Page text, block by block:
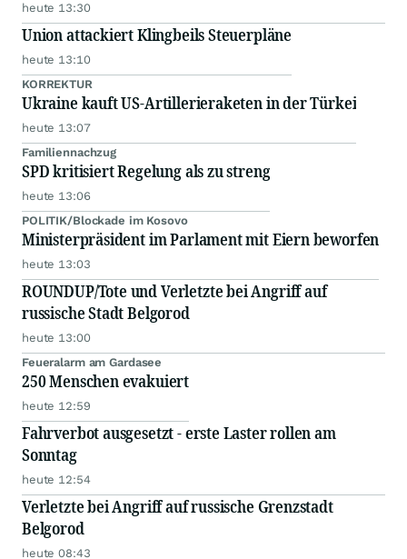
heute 13:30
Union attackiert Klingbeils Steuerpläne
heute 13:10
KORREKTUR
Ukraine kauft US-Artillerieraketen in der Türkei
heute 13:07
Familiennachzug
SPD kritisiert Regelung als zu streng
heute 13:06
POLITIK/Blockade im Kosovo
Ministerpräsident im Parlament mit Eiern beworfen
heute 13:03
ROUNDUP/Tote und Verletzte bei Angriff auf
russische Stadt Belgorod
heute 13:00
Feueralarm am Gardasee
250 Menschen evakuiert
heute 12:59
Fahrverbot ausgesetzt - erste Laster rollen am
Sonntag
heute 12:54
Verletzte bei Angriff auf russische Grenzstadt
Belgorod
heute 08:43